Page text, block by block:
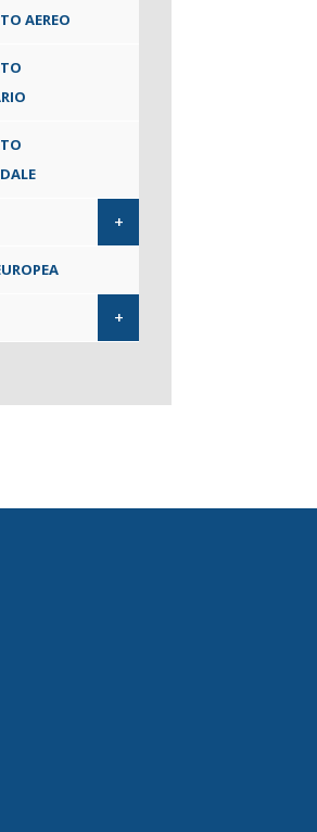
AEREO
+
+